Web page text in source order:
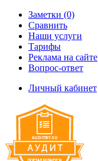
Заметки (0)
Сравнить
Наши услуги
Тарифы
Реклама на сайте
Вопрос-ответ
Личный кабинет